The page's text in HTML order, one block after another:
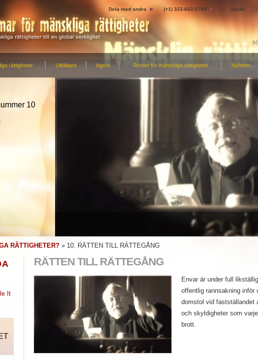
Dela med andra (+1) 323-663-5799 Språk
rättigheter Utbildare Agera Röster för mänskliga rättigheter Nyheter
10
RÄTTIGHETER? » 10. RÄTTEN TILL RÄTTEGÅNG
RÄTTEN TILL RÄTTEGÅNG
Envar är under full
offentlig rannsakning inför
domstol vid fastställandet
och skyldigheter som
brott.